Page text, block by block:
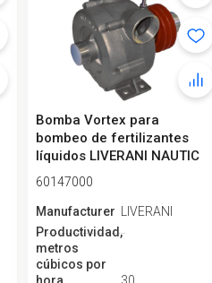
Bomba Vortex para
bombeo de fertilizantes
líquidos LIVERANI NAUTIC
70 Inox F,...
60147000
Manufacturero
LIVERANI
Productividad,
metros
cúbicos por